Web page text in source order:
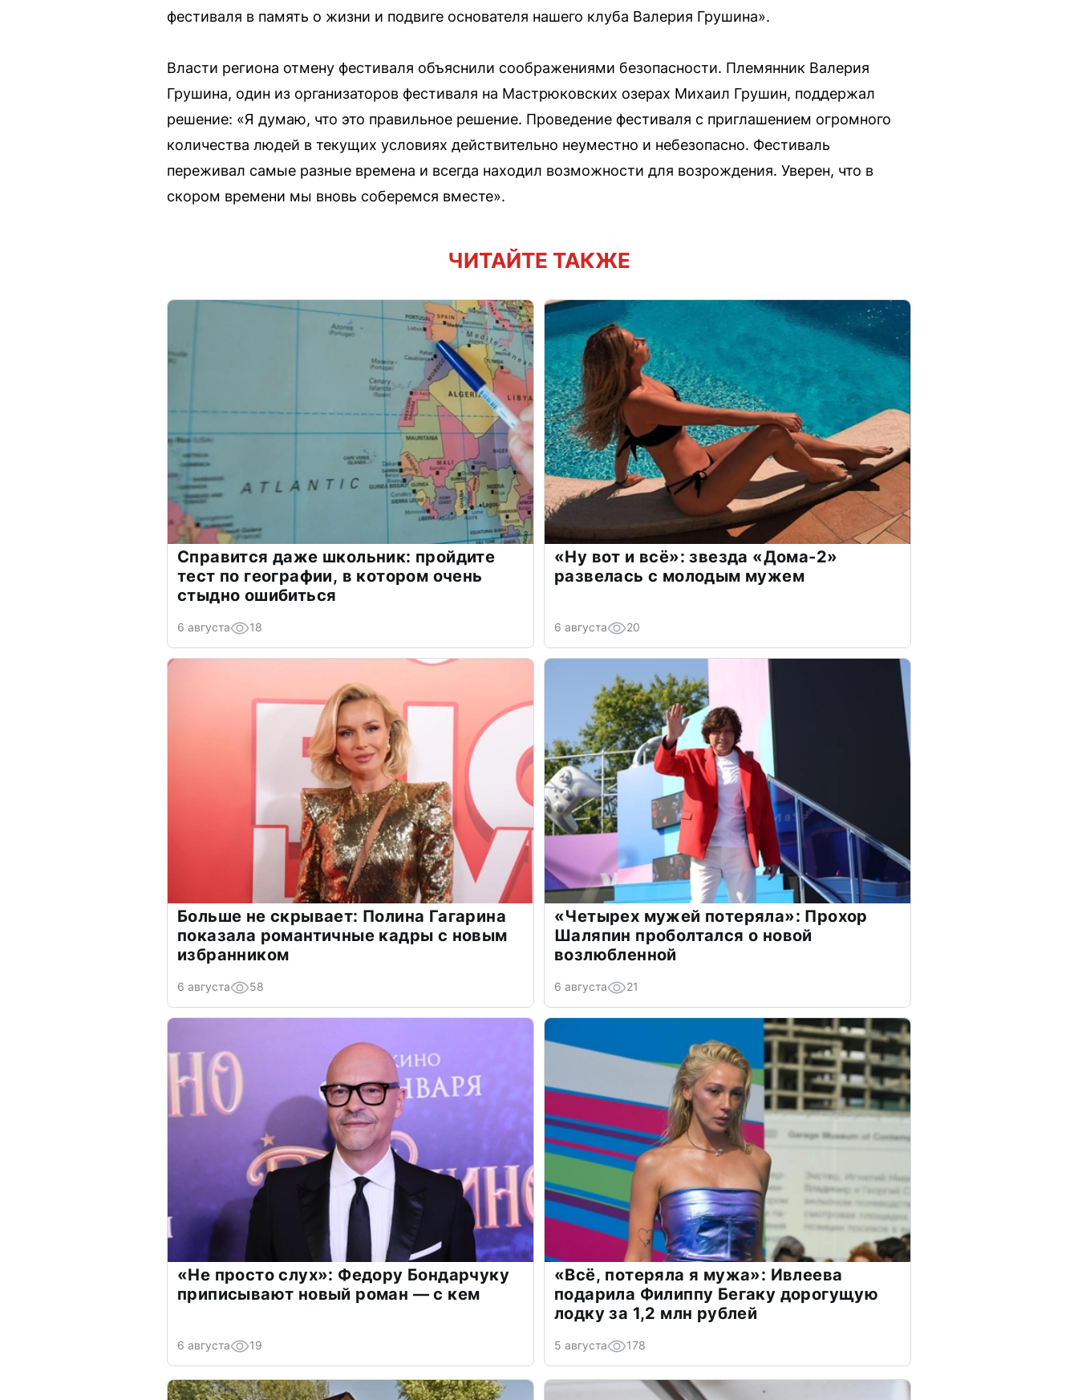
фестиваля в память о жизни и подвиге основателя нашего клуба Валерия Грушина».
Власти региона отмену фестиваля объяснили соображениями безопасности. Племянник Валерия
Грушина, один из организаторов фестиваля на Мастрюковских озерах Михаил Грушин, поддержал
решение: «Я думаю, что это правильное решение. Проведение фестиваля с приглашением огромного
количества людей в текущих условиях действительно неуместно и небезопасно. Фестиваль
переживал самые разные времена и всегда находил возможности для возрождения. Уверен, что в
скором времени мы вновь соберемся вместе».
ЧИТАЙТЕ ТАКЖЕ
Справится даже школьник: пройдите
тест по географии, в котором очень
стыдно ошибиться
6 августа 18
«Ну вот и всё»: звезда «Дома-2»
развелась с молодым мужем
6 августа 20
Больше не скрывает: Полина Гагарина
показала романтичные кадры с новым
избранником
6 августа 58
«Четырех мужей потеряла»: Прохор
Шаляпин проболтался о новой
возлюбленной
6 августа 21
«Не просто слух»: Федору Бондарчуку
приписывают новый роман — с кем
6 августа 19
«Всё, потеряла я мужа»: Ивлеева
подарила Филиппу Бегаку дорогущую
лодку за 1,2 млн рублей
5 августа 178